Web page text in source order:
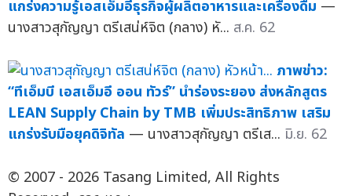
แกร่งความรู้เอสเอ็มอีธุรกิจผู้ผลิตอาหารและเครื่องดื่ม —
นางสาวสุกัญญา ตรีเสน่ห์จิต (กลาง) หั... ส.ค. 62
ภาพข่าว:
“ทีเอ็มบี เอสเอ็มอี ออน ทัวร์” นำร่องระยอง ส่งหลักสูตร
LEAN Supply Chain by TMB เพิ่มประสิทธิภาพ เสริม
แกร่งรับมือยุคดิจิทัล — นางสาวสุกัญญา ตรีเส... มิ.ย. 62
© 2007 - 2026 Tasang Limited, All Rights